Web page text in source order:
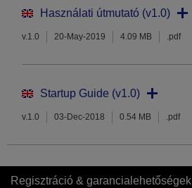
Használati útmutató (v1.0)
v.1.0 20-May-2019 4.09 MB .pdf
Startup Guide (v1.0)
v.1.0 03-Dec-2018 0.54 MB .pdf
Regisztráció & garancialehetőségek